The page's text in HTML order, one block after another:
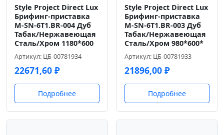
Style Project Direct Lux
Брифинг-приставка
M-SN-6T1.BR-004 Дуб
Табак/Нержавеющая
Сталь/Хром 1180*600
Артикул: ЦБ-00781934
22671,60 ₽
Подробнее
Style Project Direct Lux
Брифинг-приставка
M-SN-6T1.BR-003 Дуб
Табак/Нержавеющая
Сталь/Хром 980*600*
Артикул: ЦБ-00781933
21896,00 ₽
Подробнее